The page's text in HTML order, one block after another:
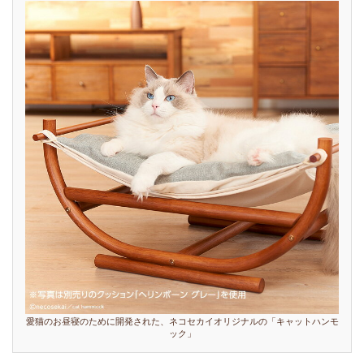
愛猫のお昼寝のために開発された、ネコセカイオリジナルの「キャットハンモ
ック」